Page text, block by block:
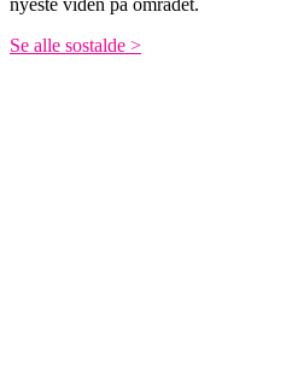
nyeste viden på området.
Se alle sostalde >